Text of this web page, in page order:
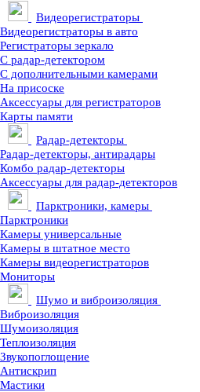
Видеорегистраторы
Видеорегистраторы в авто
Регистраторы зеркало
С радар-детектором
С дополнительными камерами
На присоске
Аксессуары для регистраторов
Карты памяти
Радар-детекторы
Радар-детекторы, антирадары
Комбо радар-детекторы
Аксессуары для радар-детекторов
Парктроники, камеры
Парктроники
Камеры универсальные
Камеры в штатное место
Камеры видеорегистраторов
Мониторы
Шумо и виброизоляция
Виброизоляция
Шумоизоляция
Теплоизоляция
Звукопоглощение
Антискрип
Мастики